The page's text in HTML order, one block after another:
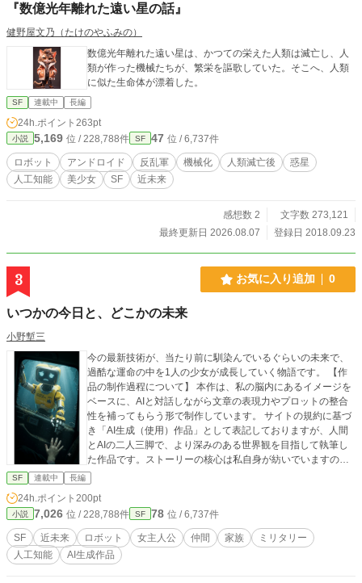
『数億光年離れた遠い星の話』
健野屋文乃（たけのやふみの）
数億光年離れた遠い星は、かつての栄えた人類は滅亡し、人
類が作った機械たちが、繁栄を謳歌していた。そこへ、人類
に似た生命体が漂着した。
SF 連載中 長編
24h.ポイント 263pt
小説 5,169 位 / 228,788件 SF 47 位 / 6,737件
ロボット アンドロイド 反乱軍 機械化 人類滅亡後
惑星
人工知能
美少女 SF 近未来
感想数 2
文字数 273,121
最終更新日 2026.08.07
登録日 2018.09.23
3 お気に入り追加 0
いつかの今日と、どこかの未来
小野塹三
今の最新技術が、当たり前に馴染んでいるぐらいの未来で、
過酷な運命の中を1人の少女が成長していく物語です。 【作
品の制作過程について】 本作は、私の脳内にあるイメージを
ベースに、AIと対話しながら文章の表現力やプロットの整合
性を補ってもらう形で制作しています。 ​サイトの規約に基づ
き「AI生成（使用）作品」として表記しておりますが、人間
とAIの二人三脚で、より深みのある世界観を目指して執筆し
た作品です。ストーリーの核心は私自身が紡いでいますの
で、AI活用の作品に少し抵抗がある方も、ぜひ一つの物語と
して一度読んでいただけますと幸いです。
SF 連載中 長編
24h.ポイント 200pt
小説 7,026 位 / 228,788件 SF 78 位 / 6,737件
SF 近未来 ロボット 女主人公 仲間 家族
ミリタリー
人工知能
AI生成作品